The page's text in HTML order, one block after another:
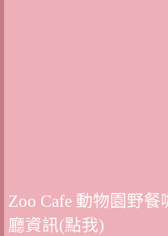
Zoo Cafe 動物園野
廳資訊(點我)